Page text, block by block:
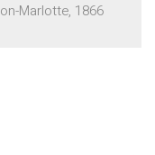
Marlotte, 1866